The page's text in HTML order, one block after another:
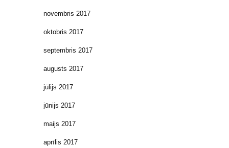
novembris 2017
oktobris 2017
septembris 2017
augusts 2017
jūlijs 2017
jūnijs 2017
maijs 2017
aprīlis 2017